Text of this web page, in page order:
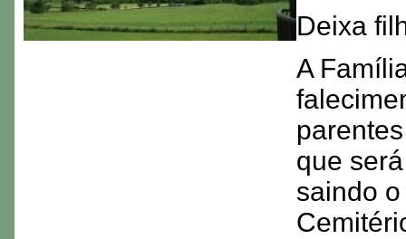
Deixa
A
que
saindo